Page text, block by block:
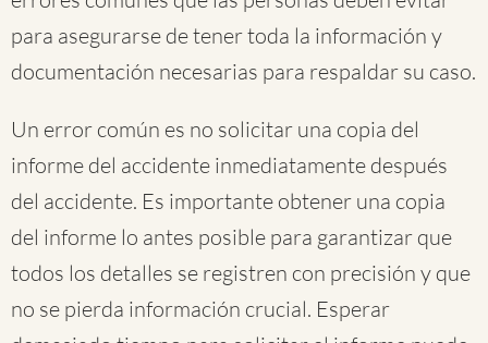
para asegurarse de tener toda la información y
documentación necesarias para respaldar su caso.
Un error común es no solicitar una copia del
informe del accidente inmediatamente después
del accidente. Es importante obtener una copia
del informe lo antes posible para garantizar que
todos los detalles se registren con precisión y que
no se pierda información crucial. Esperar